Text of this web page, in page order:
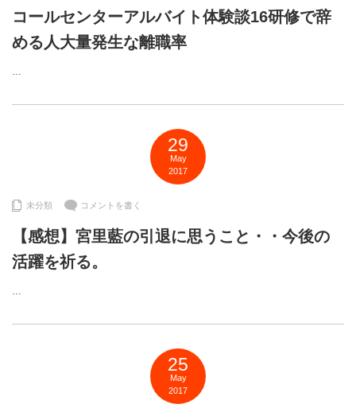
コールセンターアルバイト体験談16研修で辞
める人大量発生な離職率
…
29
May
2017
未分類 コメントを書く
【感想】宮里藍の引退に思うこと・・今後の
活躍を祈る。
…
25
May
2017